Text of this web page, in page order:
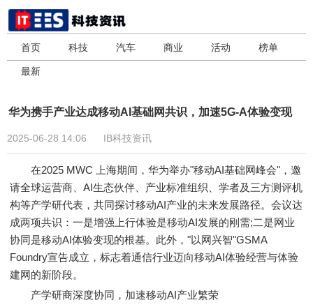
首页 科技 汽车 商业 活动 榜单
最新
华为携手产业达成移动AI基础网共识，加速5G-A体验变现
2025-06-28 14:06 IB科技资讯
在2025 MWC 上海期间，华为举办"移动AI基础网峰会"，邀
请全球运营商、AI生态伙伴、产业标准组织、学者及三方测评机
构等产学研代表，共同探讨移动AI产业的未来发展路径。会议达
成两项共识：一是增强上行体验是移动AI发展的刚需;二是网业
协同是移动AI体验变现的根基。此外，"以网兴智"GSMA
Foundry宣告成立，标志着通信行业迈向移动AI体验经营与体验
建网的新阶段。
产学研商深度协同，加速移动AI产业繁荣